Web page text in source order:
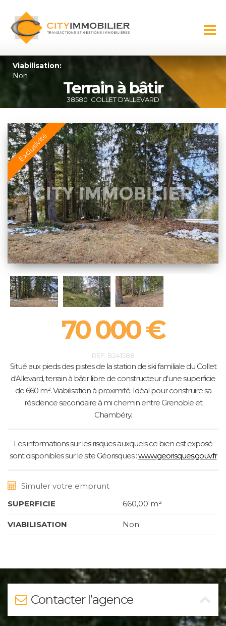
principal
CITY
IMMOBILIER
Viabilisation:
Non
Terrain à bâtir
COLLET D'ALLEVARD
38580
Exclusivité
70 000 €
REF. B241588
Situé aux pieds des pistes de la station de ski familiale du Collet
d'Allevard, terrain à bâtir libre de constructeur d'une superficie
de 660 m². Viabilisation à proximité. Idéal pour construire sa
résidence secondaire à mi chemin entre Grenoble et
Chambéry.
Les informations sur les risques auxquels ce bien est exposé
sont disponibles sur le site Géorisques :www.georisques.gouv.fr
Simuler votre emprunt
SUPERFICIE
660,00 m²
VIABILISATION Non
Contacter l’agence